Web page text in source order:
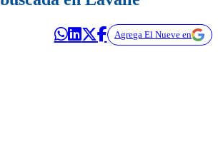
Agrega El Nueve en